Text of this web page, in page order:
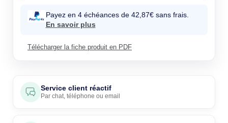
Payez en 4 échéances de 42,87€ sans frais.
En savoir plus
Télécharger la fiche produit en PDF
Service client réactif
Par chat, téléphone ou email